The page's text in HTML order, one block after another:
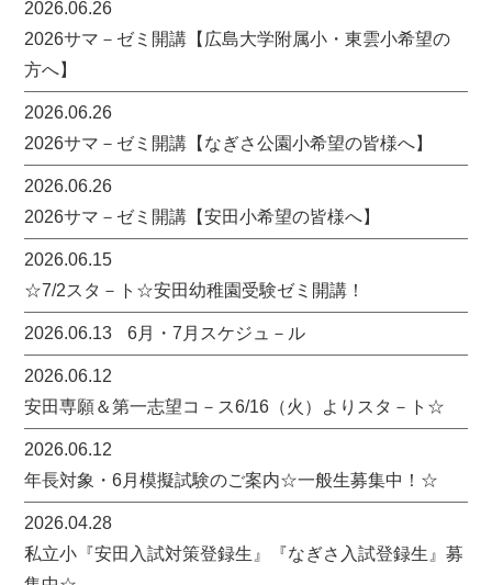
2026.06.26
2026サマ－ゼミ開講【広島大学附属小・東雲小希望の
方へ】
2026.06.26
2026サマ－ゼミ開講【なぎさ公園小希望の皆様へ】
2026.06.26
2026サマ－ゼミ開講【安田小希望の皆様へ】
2026.06.15
☆7/2スタ－ト☆安田幼稚園受験ゼミ開講！
2026.06.13 6月・7月スケジュ－ル
2026.06.12
安田専願＆第一志望コ－ス6/16（火）よりスタ－ト☆
2026.06.12
年長対象・6月模擬試験のご案内☆一般生募集中！☆
2026.04.28
私立小『安田入試対策登録生』『なぎさ入試登録生』募